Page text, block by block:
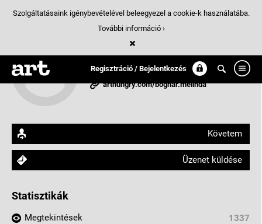
Regisztráció / Bejelentkezés
Bognár Melinda
Budapest, Magyarország
arthungry.com/bognar.melinda
Követem
Üzenet küldése
Statisztikák
Megtekintések
1337
Szolgáltatásaink igénybevételével beleegyezel a cookie-k használatába.
További információ ›